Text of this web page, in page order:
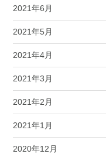
2021年6月
2021年5月
2021年4月
2021年3月
2021年2月
2021年1月
2020年12月